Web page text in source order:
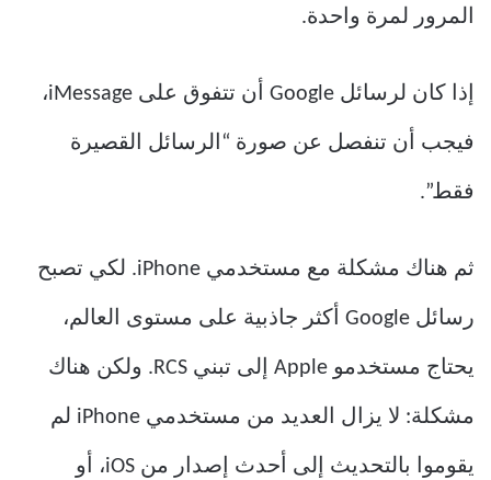
المرور لمرة واحدة.
إذا كان لرسائل Google أن تتفوق على iMessage،
فيجب أن تنفصل عن صورة “الرسائل القصيرة
فقط”.
ثم هناك مشكلة مع مستخدمي iPhone. لكي تصبح
رسائل Google أكثر جاذبية على مستوى العالم،
يحتاج مستخدمو Apple إلى تبني RCS. ولكن هناك
مشكلة: لا يزال العديد من مستخدمي iPhone لم
يقوموا بالتحديث إلى أحدث إصدار من iOS، أو